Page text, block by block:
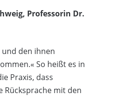
Professorin Dr.
den ihnen
So heißt es in
Praxis, dass
mit den